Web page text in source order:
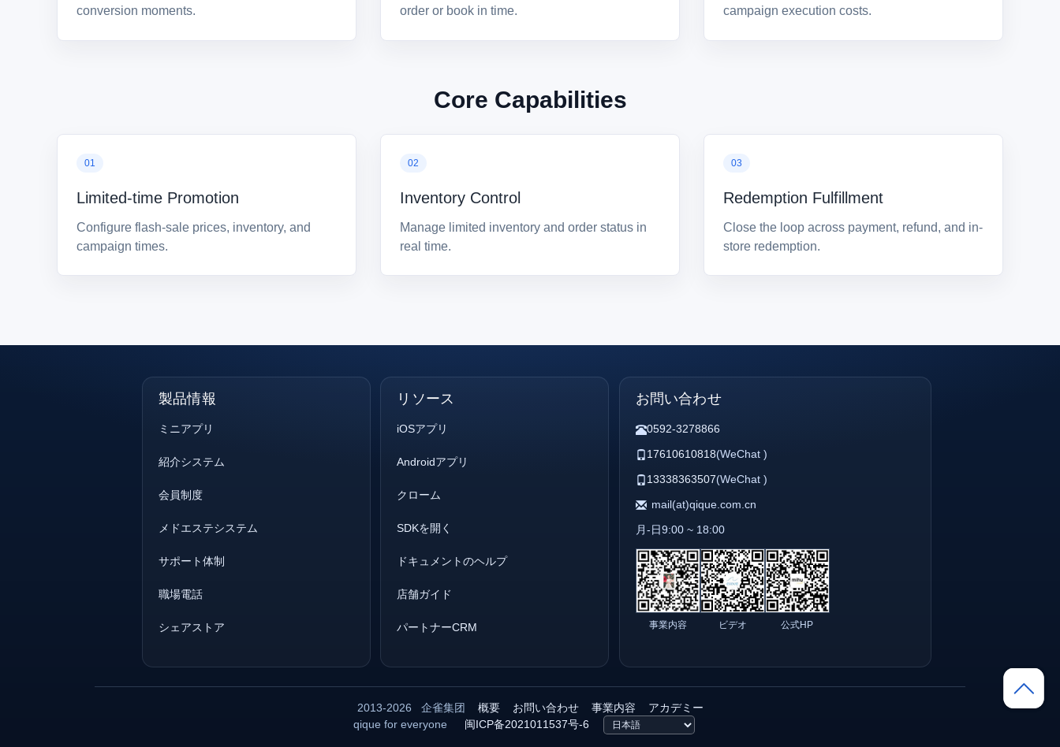
conversion moments.
order or book in time.
campaign execution costs.
Core Capabilities
Limited-time Promotion
Configure flash-sale prices, inventory, and
campaign times.
Inventory Control
Manage limited inventory and order status in
real time.
Redemption Fulfillment
Close the loop across payment, refund, and in-
store redemption.
製品情報
ミニアプリ
紹介システム
会員制度
メドエステシステム
サポート体制
職場電話
シェアストア
リソース
iOSアプリ
Androidアプリ
クローム
SDKを開く
ドキュメントのヘルプ
店舗ガイド
パートナーCRM
お問い合わせ
0592-3278866
17610610818(WeChat )
13338363507(WeChat )
mail(at)qique.com.cn
月-日9:00 ~ 18:00
事業内容 ビデオ 公式HP
2013-2026 企雀集团 概要 お問い合わせ 事業内容
アカデミー
qique for everyone
闽ICP备2021011537号-6